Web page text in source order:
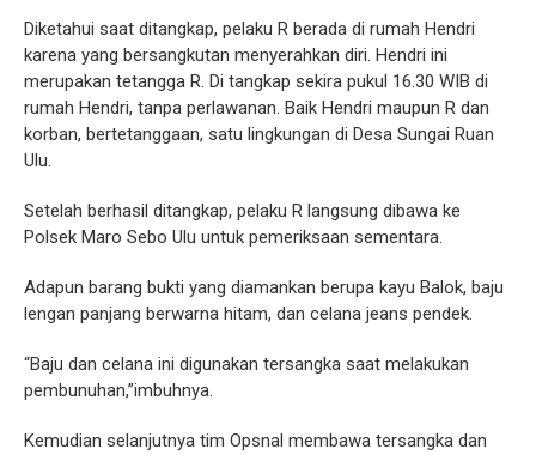
Diketahui saat ditangkap, pelaku R berada di rumah Hendri
karena yang bersangkutan menyerahkan diri. Hendri ini
merupakan tetangga R. Di tangkap sekira pukul 16.30 WIB di
rumah Hendri, tanpa perlawanan. Baik Hendri maupun R dan
korban, bertetanggaan, satu lingkungan di Desa Sungai Ruan
Ulu.
Setelah berhasil ditangkap, pelaku R langsung dibawa ke
Polsek Maro Sebo Ulu untuk pemeriksaan sementara.
Adapun barang bukti yang diamankan berupa kayu Balok, baju
lengan panjang berwarna hitam, dan celana jeans pendek.
“Baju dan celana ini digunakan tersangka saat melakukan
pembunuhan,”imbuhnya.
Kemudian selanjutnya tim Opsnal membawa tersangka dan